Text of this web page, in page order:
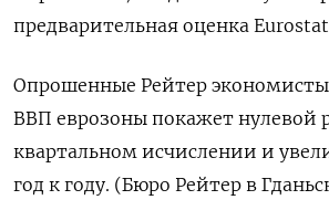
предварительная оценка
Опрошенные Рейтер
ВВП еврозоны покажет нулевой
квартальном исчислении и
год к году. (Бюро Рейтер в